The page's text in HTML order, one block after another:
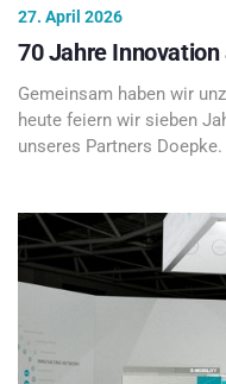
27. April 2026
70 Jahre
Gemeinsam haben wir
heute feiern wir sieben
unseres Partners Doepke.